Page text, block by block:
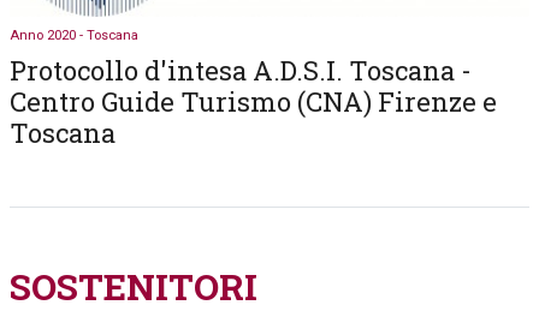
Anno 2020 - Toscana
Protocollo d'intesa A.D.S.I. Toscana -
Centro Guide Turismo (CNA) Firenze e
Toscana
SOSTENITORI